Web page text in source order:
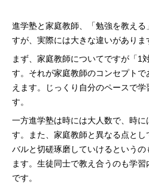
進学塾と家庭教師、「勉強を教え
すが、実際には大きな違いがありま
まず、家庭教師についてですが「1
す。それが家庭教師のコンセプト
えます。じっくり自分のペースで
す。
一方進学塾は時には大人数で、時に
す。また、家庭教師と異なる点と
バルと切磋琢磨していけるというの
ます。生徒同士で教え合うのも学
です。